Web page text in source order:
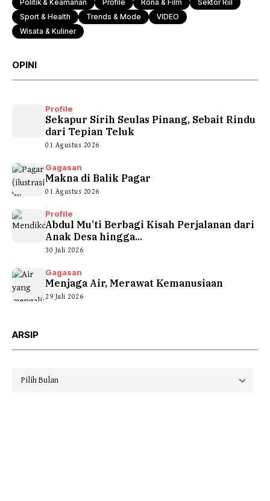
Politik & Keamanan Profile Rona & Film
Sektor Riil
Sport & Health
Trends & Mode
VIDEO
Wisata & Kuliner
OPINI
Profile
Sekapur Sirih Seulas Pinang, Sebait Rindu
dari Tepian Teluk
01 Agustus 2026
Gagasan
Makna di Balik Pagar
01 Agustus 2026
Profile
Abdul Mu’ti Berbagi Kisah Perjalanan dari
Anak Desa hingga...
30 Juli 2026
Gagasan
Menjaga Air, Merawat Kemanusiaan
29 Juli 2026
ARSIP
Arsip